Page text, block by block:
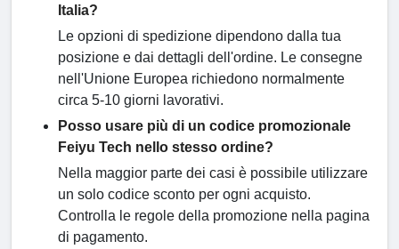
Italia?
Le opzioni di spedizione dipendono dalla tua
posizione e dai dettagli dell'ordine. Le consegne
nell'Unione Europea richiedono normalmente
circa 5-10 giorni lavorativi.
Posso usare più di un codice promozionale
Feiyu Tech nello stesso ordine?
Nella maggior parte dei casi è possibile utilizzare
un solo codice sconto per ogni acquisto.
Controlla le regole della promozione nella pagina
di pagamento.